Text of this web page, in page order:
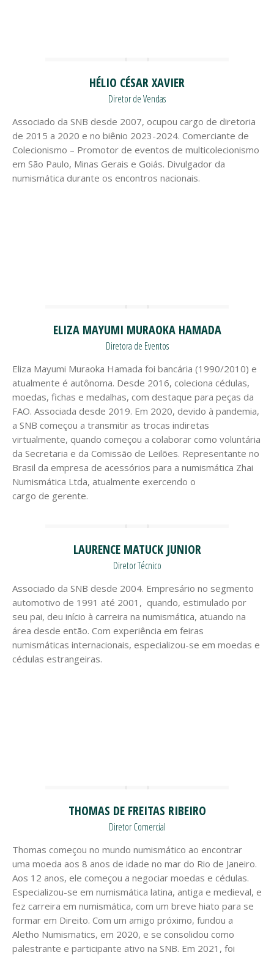
HÉLIO CÉSAR XAVIER
Diretor de Vendas
Associado da SNB desde 2007, ocupou cargo de diretoria
de 2015 a 2020 e no biênio 2023-2024. Comerciante de
Colecionismo – Promotor de eventos de multicolecionismo
em São Paulo, Minas Gerais e Goiás. Divulgador da
numismática durante os encontros nacionais.
ELIZA MAYUMI MURAOKA HAMADA
Diretora de Eventos
Eliza Mayumi Muraoka Hamada foi bancária (1990/2010) e
atualmente é autônoma. Desde 2016, coleciona cédulas,
moedas, fichas e medalhas, com destaque para peças da
FAO. Associada desde 2019. Em 2020, devido à pandemia,
a SNB começou a transmitir as trocas indiretas
virtualmente, quando começou a colaborar como voluntária
da Secretaria e da Comissão de Leilões. Representante no
Brasil da empresa de acessórios para a numismática Zhai
Numismática Ltda, atualmente exercendo o
cargo de gerente.
LAURENCE MATUCK JUNIOR
Diretor Técnico
Associado da SNB desde 2004. Empresário no segmento
automotivo de 1991 até 2001, quando, estimulado por
seu pai, deu início à carreira na numismática, atuando na
área desde então. Com experiência em feiras
numismáticas internacionais, especializou-se em moedas e
cédulas estrangeiras.
THOMAS DE FREITAS RIBEIRO
Diretor Comercial
Thomas começou no mundo numismático ao encontrar
uma moeda aos 8 anos de idade no mar do Rio de Janeiro.
Aos 12 anos, ele começou a negociar moedas e cédulas.
Especializou-se em numismática latina, antiga e medieval, e
fez carreira em numismática, com um breve hiato para se
formar em Direito. Com um amigo próximo, fundou a
Aletho Numismatics, em 2020, e se consolidou como
palestrante e participante ativo na SNB. Em 2021, foi